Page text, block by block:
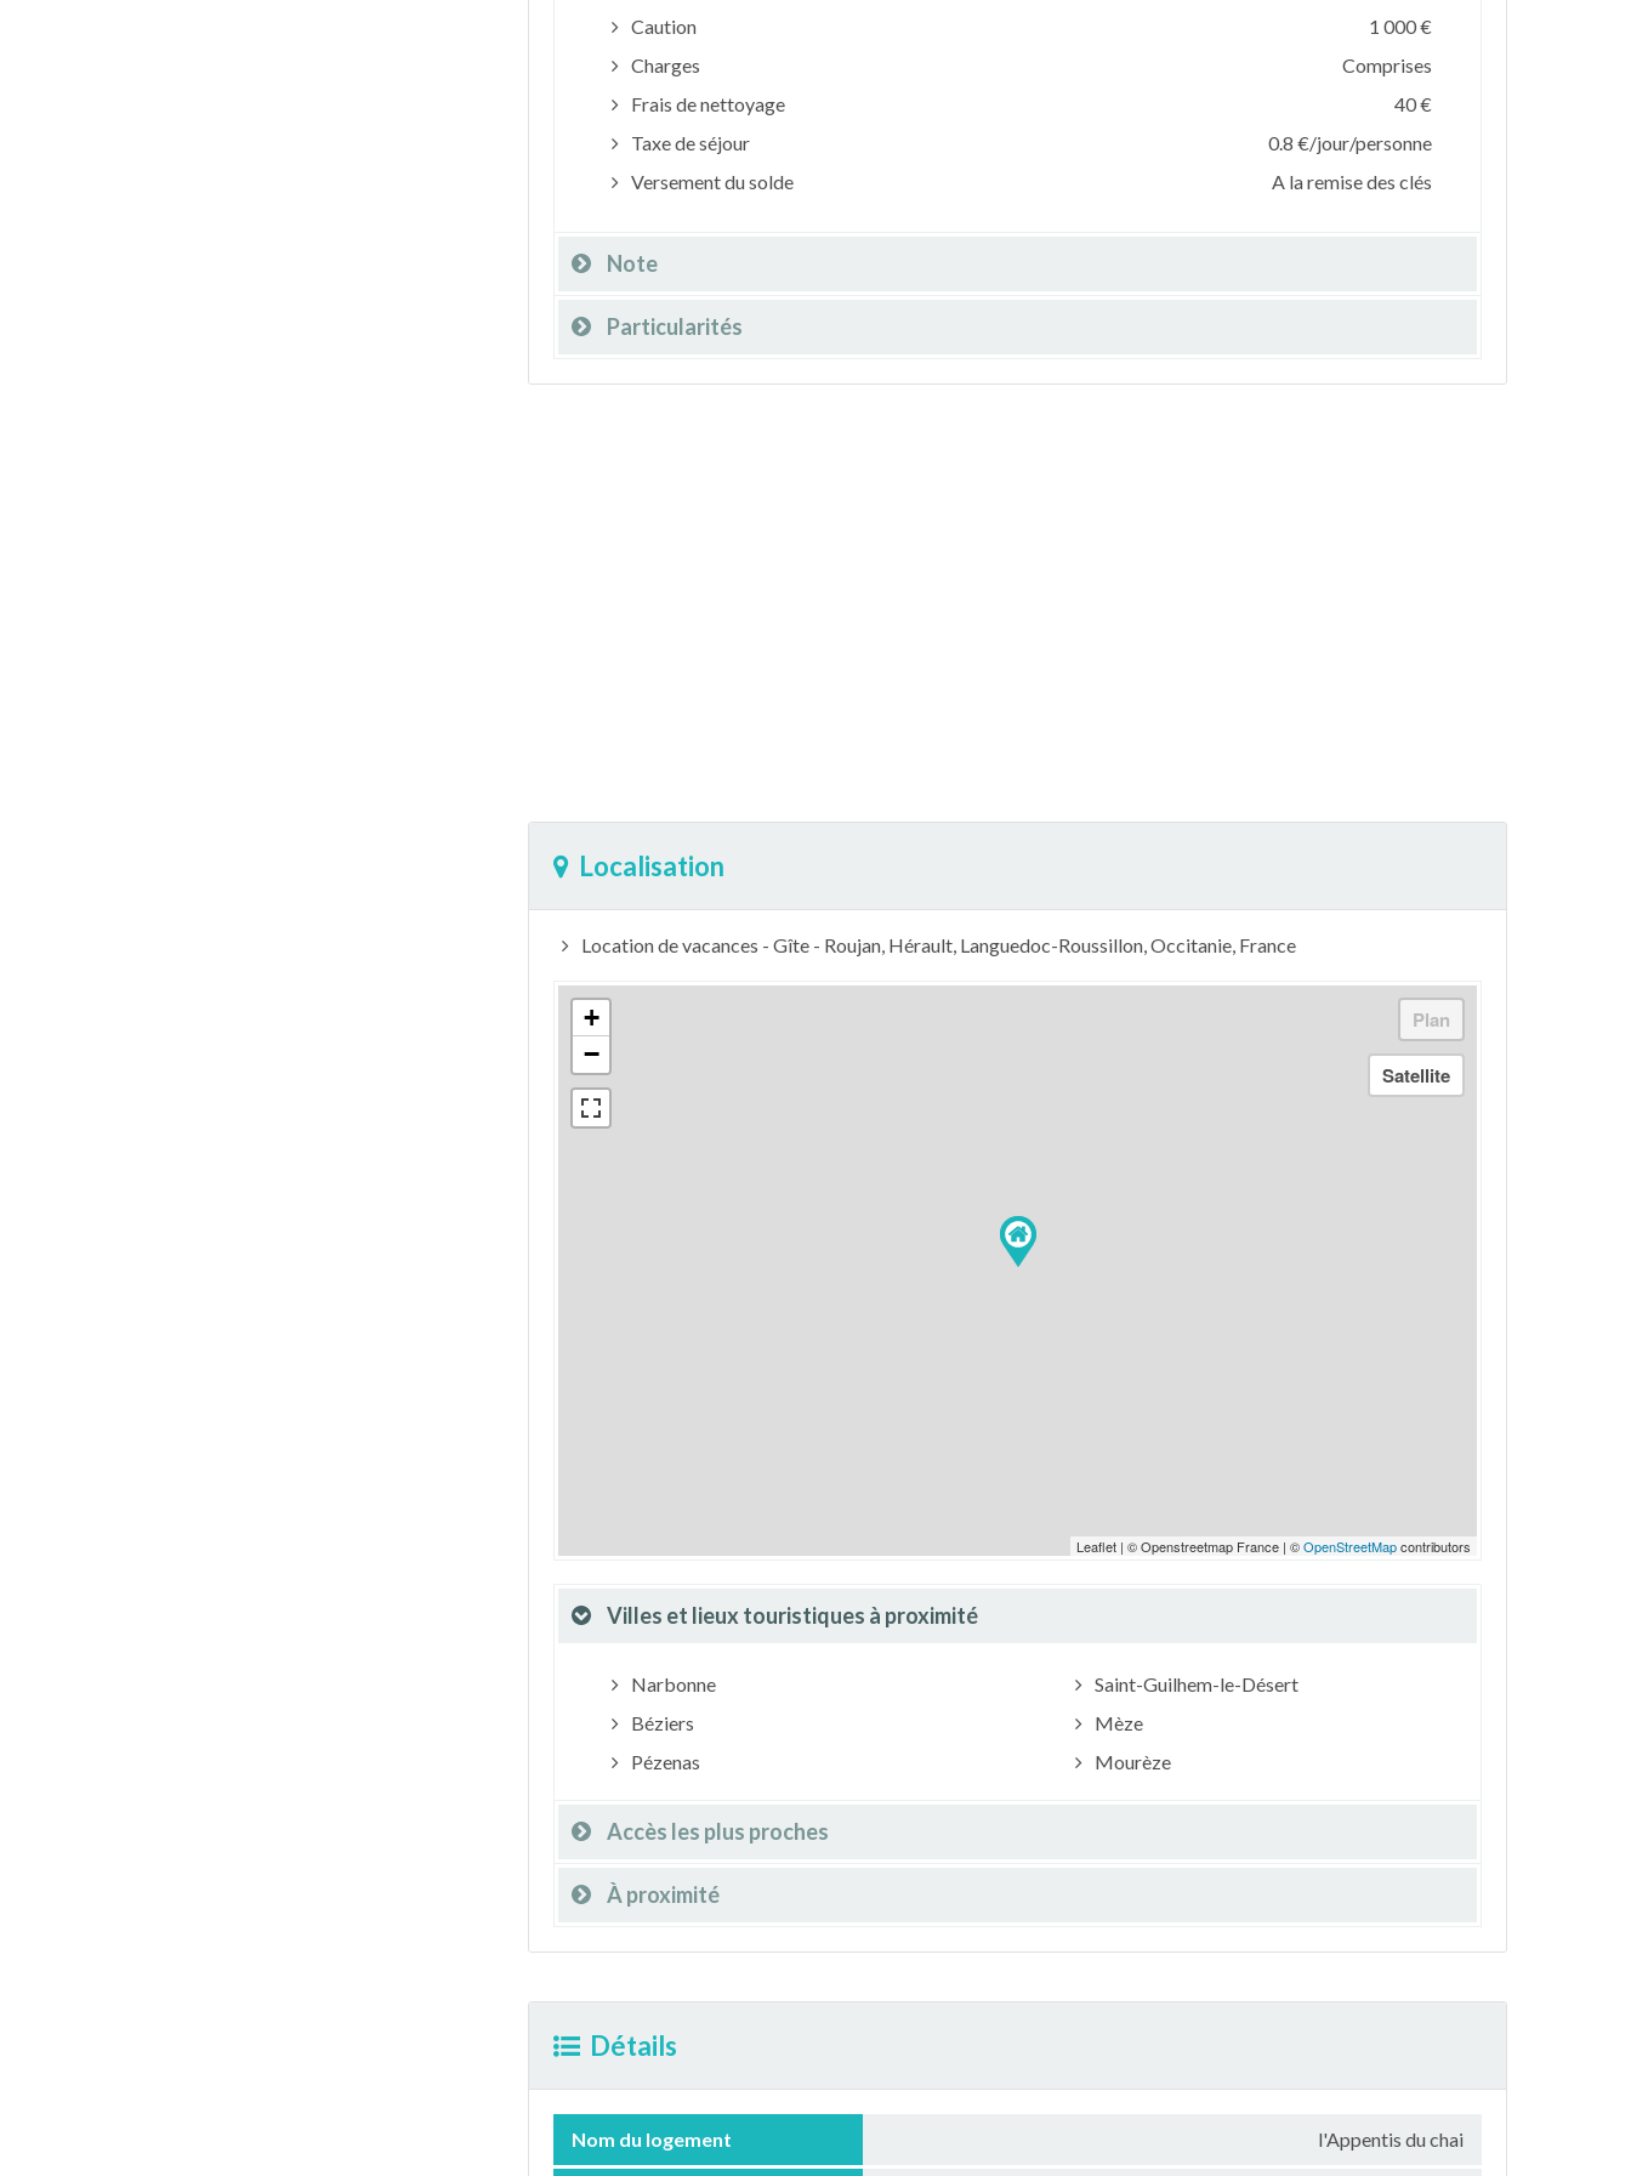
Caution
1 000 €
Charges
Comprises
Frais de nettoyage
40 €
Taxe de séjour
0.8 €/jour/personne
Versement du solde
A la remise des clés
Note
Particularités
Localisation
Location de vacances - Gîte - Roujan, Hérault, Languedoc-Roussillon, Occitanie, France
+
−
Leaflet | © Openstreetmap France | ©OpenStreetMapcontributors
Villes et lieux touristiques à proximité
Narbonne
Béziers
Pézenas
Saint-Guilhem-le-Désert
Mèze
Mourèze
Accès les plus proches
À proximité
Détails
Nom du logement l'Appentis du chai